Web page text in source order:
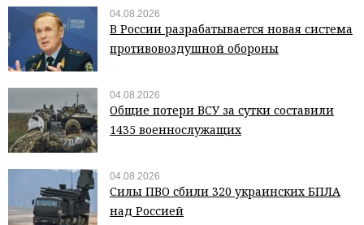
04.08.2026
В России разрабатывается новая система
противовоздушной обороны
04.08.2026
Общие потери ВСУ за сутки составили
1435 военнослужащих
04.08.2026
Силы ПВО сбили 320 украинских БПЛА
над Россией